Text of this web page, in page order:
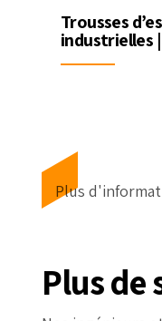
Trousses
industrielles
Plus
Plus de